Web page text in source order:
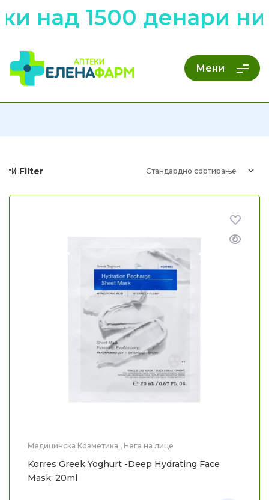
над 1500 денари
Мени
Filter
Медицинска Козметика , Нега на лице
Korres Greek Yoghurt -Deep Hydrating Face
Mask, 20ml